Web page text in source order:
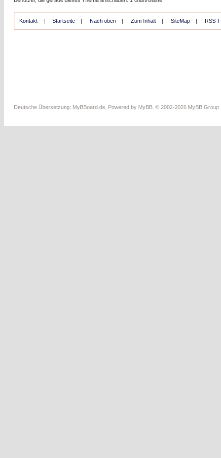
Kontakt | Startseite | Nach oben | Zum Inhalt | SiteMap | RSS-
Deutsche Übersetzung: MyBBoard.de , Powered by MyBB , © 2002-2026 MyBB Group